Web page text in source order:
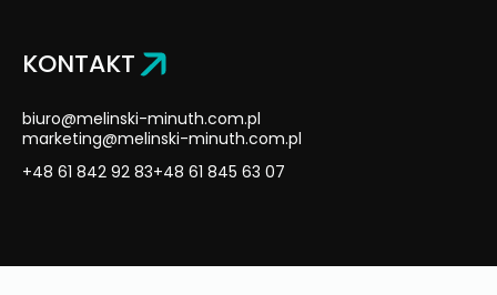
KONTAKT
biuro@melinski-minuth.com.pl
marketing@melinski-minuth.com.pl
+48 61 842 92 83+48 61 845 63 07